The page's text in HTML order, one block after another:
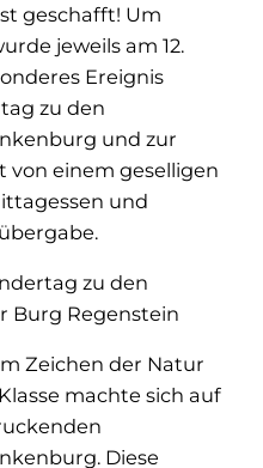
geschafft! Um
jeweils am 12.
Ereignis
zu den
und zur
von einem geselligen
und
zu den
Burg Regenstein
Zeichen der Natur
machte sich auf
Diese